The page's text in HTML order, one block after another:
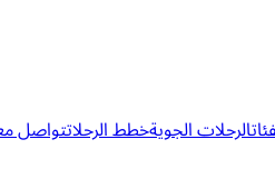
الرحلات الجويةخطط الرحلاتتواصل